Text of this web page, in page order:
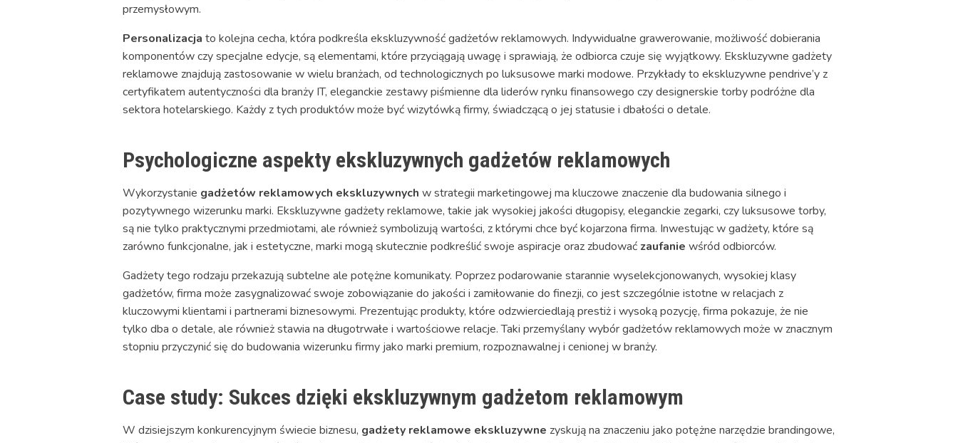
przemysłowym.
Personalizacja to kolejna cecha, która podkreśla ekskluzywność gadżetów reklamowych. Indywidualne grawerowanie, możliwość dobierania
komponentów czy specjalne edycje, są elementami, które przyciągają uwagę i sprawiają, że odbiorca czuje się wyjątkowy. Ekskluzywne gadżety
reklamowe znajdują zastosowanie w wielu branżach, od technologicznych po luksusowe marki modowe. Przykłady to ekskluzywne pendrive’y z
certyfikatem autentyczności dla branży IT, eleganckie zestawy piśmienne dla liderów rynku finansowego czy designerskie torby podróżne dla
sektora hotelarskiego. Każdy z tych produktów może być wizytówką firmy, świadczącą o jej statusie i dbałości o detale.
Psychologiczne aspekty ekskluzywnych gadżetów reklamowych
Wykorzystanie gadżetów reklamowych ekskluzywnych w strategii marketingowej ma kluczowe znaczenie dla budowania silnego i
pozytywnego wizerunku marki. Ekskluzywne gadżety reklamowe, takie jak wysokiej jakości długopisy, eleganckie zegarki, czy luksusowe torby,
są nie tylko praktycznymi przedmiotami, ale również symbolizują wartości, z którymi chce być kojarzona firma. Inwestując w gadżety, które są
zarówno funkcjonalne, jak i estetyczne, marki mogą skutecznie podkreślić swoje aspiracje oraz zbudować zaufanie wśród odbiorców.
Gadżety tego rodzaju przekazują subtelne ale potężne komunikaty. Poprzez podarowanie starannie wyselekcjonowanych, wysokiej klasy
gadżetów, firma może zasygnalizować swoje zobowiązanie do jakości i zamiłowanie do finezji, co jest szczególnie istotne w relacjach z
kluczowymi klientami i partnerami biznesowymi. Prezentując produkty, które odzwierciedlają prestiż i wysoką pozycję, firma pokazuje, że nie
tylko dba o detale, ale również stawia na długotrwałe i wartościowe relacje. Taki przemyślany wybór gadżetów reklamowych może w znacznym
stopniu przyczynić się do budowania wizerunku firmy jako marki premium, rozpoznawalnej i cenionej w branży.
Case study: Sukces dzięki ekskluzywnym gadżetom reklamowym
W dzisiejszym konkurencyjnym świecie biznesu, gadżety reklamowe ekskluzywne zyskują na znaczeniu jako potężne narzędzie brandingowe,